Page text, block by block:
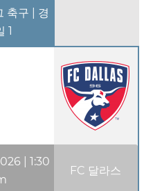
축구 | 경
1
1:30
FC 달라스